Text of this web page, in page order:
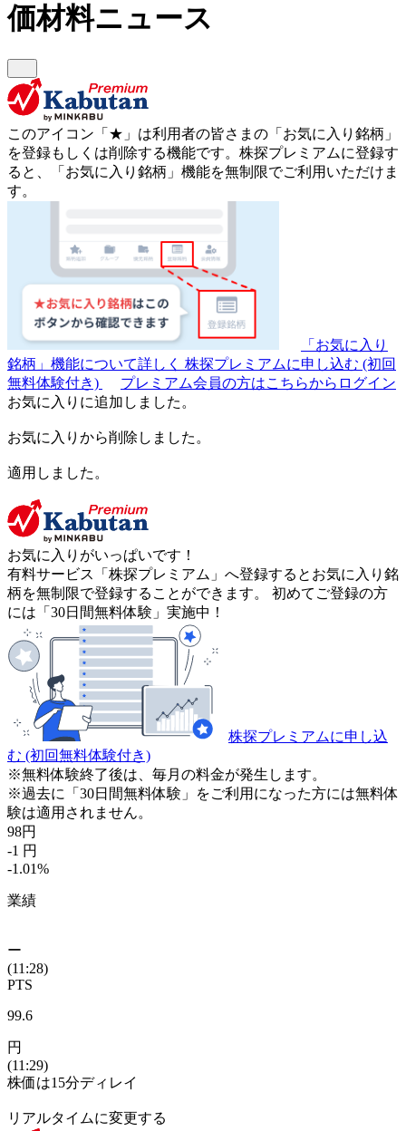
価材料ニュース
このアイコン 「★」 は利用者の皆さまの 「お気に入り銘柄」
を登録もしくは削除する機能です。 株探プレミアムに登録す
ると、「お気に入り銘柄」機能を無制限でご利用いただけま
す。
「お気に入り
銘柄」機能について詳しく 株探プレミアムに申し込む (初回
無料体験付き)
プレミアム会員の方はこちらからログイン
お気に入りに追加しました。
お気に入りから削除しました。
適用しました。
お気に入りがいっぱいです！
有料サービス「株探プレミアム」へ登録するとお気に入り銘
柄を無制限で登録することができます。 初めてご登録の方
には「30日間無料体験」実施中！
株探プレミアムに申し込
む (初回無料体験付き)
※無料体験終了後は、毎月の料金が発生します。
※過去に「30日間無料体験」をご利用になった方には無料体
験は適用されません。
98円
-1 円
-1.01%
業績
ー
(11:28)
PTS
99.6
円
(11:29)
株価は15分ディレイ
リアルタイムに変更する